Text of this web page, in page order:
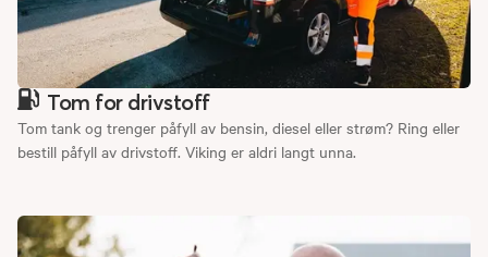
Tom for drivstoff
Tom tank og trenger påfyll av bensin, diesel eller strøm? Ring eller
bestill påfyll av drivstoff. Viking er aldri langt unna.